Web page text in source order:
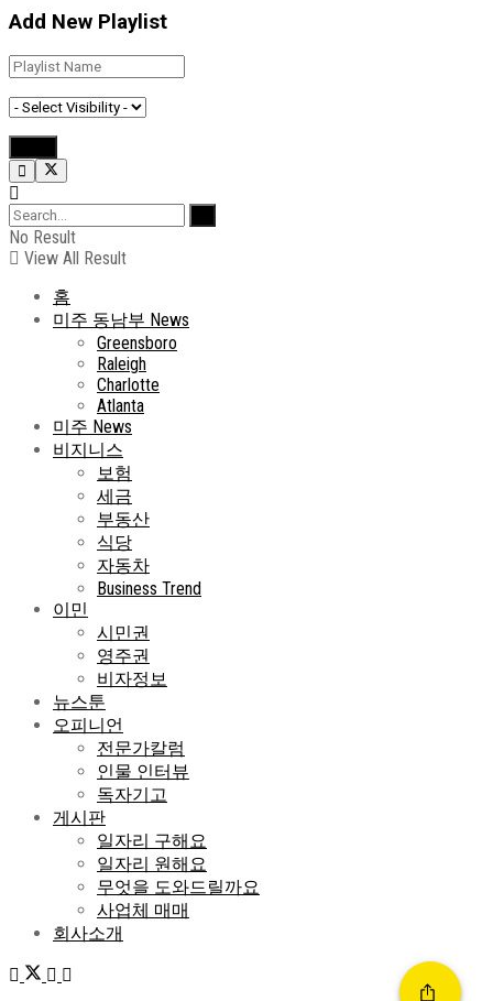
Add New Playlist
No Result
View All Result
홈
미주 동남부 News
Greensboro
Raleigh
Charlotte
Atlanta
미주 News
비지니스
보험
세금
부동산
식당
자동차
Business Trend
이민
시민권
영주권
비자정보
뉴스툰
오피니언
전문가칼럼
인물 인터뷰
독자기고
게시판
일자리 구해요
일자리 원해요
무엇을 도와드릴까요
사업체 매매
회사소개